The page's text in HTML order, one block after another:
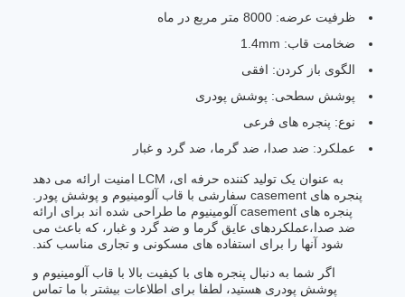
ظرفیت عرضه: 8000 متر مربع در ماه
ضخامت قاب: 1.4mm
الگوی باز کردن: افقی
پوشش سطحی: پوشش پودری
نوع: پنجره های فرعی
عملکرد: ضد صدا، ضد گرما، ضد گرد و غبار
به عنوان یک تولید کننده حرفه ای، LCM امنیت ارائه می دهد
پنجره های casement سفارشی با قاب آلومینیوم و پوشش پودر.
پنجره های casement آلومینیوم ما طراحی شده اند برای ارائه
ضد صدا،عملکردهای عایق گرما و ضد گرد و غبار، که باعث می
شود آنها را برای استفاده های مسکونی و تجاری مناسب کند.
اگر شما به دنبال پنجره های با کیفیت بالا با قاب آلومینیوم و
پوشش پودری هستید، لطفا برای اطلاعات بیشتر با ما تماس